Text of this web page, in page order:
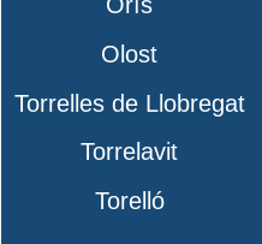
Olost
Torrelles de Llobregat
Torrelavit
Torelló